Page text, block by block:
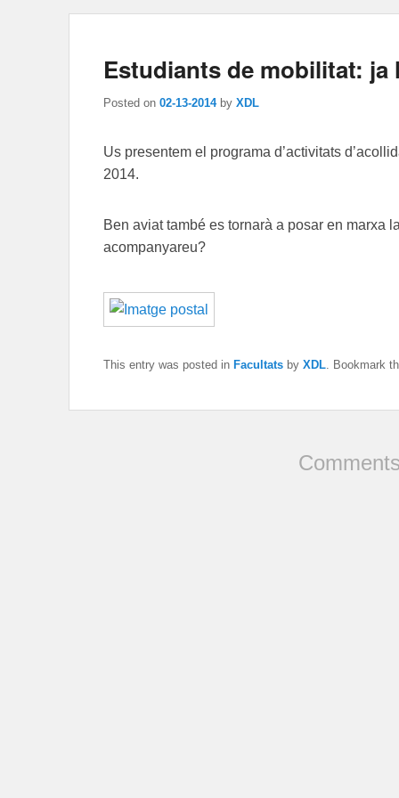
Estudiants de mobilitat: ja
Posted on 02-13-2014 by XDL
Us presentem el programa d’activitats
2014.
Ben aviat també es tornarà a posar en marxa
acompanyareu?
This entry was posted in Facultats by XDL. Bookmark